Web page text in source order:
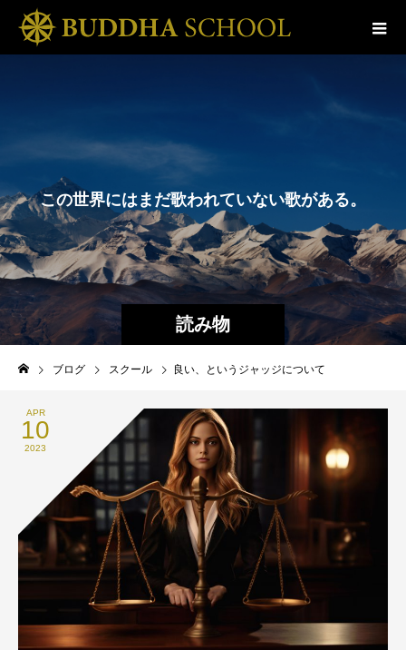
読み物
こ の 世界 に は ま だ歌 わ れ て な 歌 があ る
その
ブログ スクール 良い、というジャッジについて
APR
10
2023